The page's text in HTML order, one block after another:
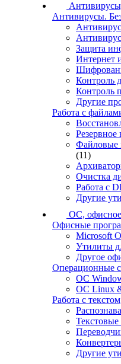
Антивирусы.
Защита
Интернет
Контроль
Контроль
Другие
Работа с
Резервное
Файловые
(11)
Очистка
Работа с
Другие
ОС,
Офисные
Microsoft
Утилиты
Другое
Операционные
ОС
ОС Linux
Работа с текстом
Другие